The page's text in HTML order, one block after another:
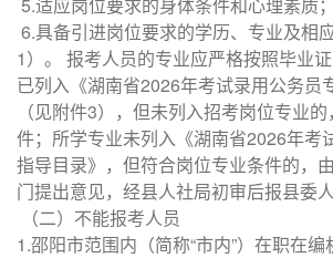
6.具备引进岗位要求的学历、专业及相
1）。 报考人员的专业应严格按照毕业
已列入《湖南省2026年考试录用公务员
（见附件3），但未列入招考岗位专业
件；所学专业未列入《湖南省2026年考
指导目录》，但符合岗位专业条件的，
门提出意见，经县人社局初审后报县委
（二）不能报考人员
1.邵阳市范围内（简称“市内”）在职在